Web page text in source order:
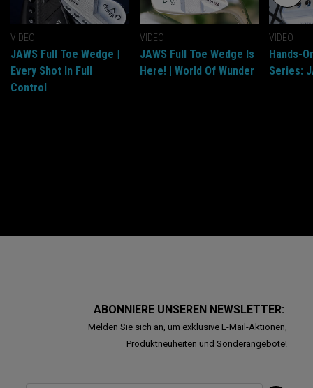
VIDEO
JAWS Full Toe Wedge |
Every Shot In Full
Control
VIDEO
JAWS Full Toe Wedge Is
Here! | World Of Wunder
VIDEO
Hands-
Series:
ABONNIERE UNSEREN NEWSLETTER:
Melden Sie sich an, um exklusive E-Mail-Aktionen,
Produktneuheiten und Sonderangebote!